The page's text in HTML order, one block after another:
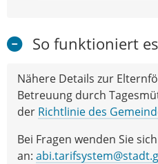
So funktioniert
Nähere Details zur
Betreuung durch
der Richtlinie des
Bei Fragen wenden Sie
an: